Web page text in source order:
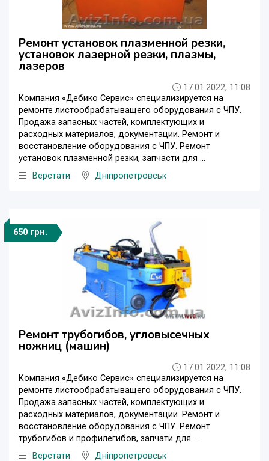
Ремонт установок плазменной резки,
установок лазерной резки, плазмы,
лазеров
17.01.2022, 11:08
Компания «Дебико Сервис» специализируется на
ремонте листообрабатыващего оборудования с ЧПУ.
Продажа запасных частей, комплектующих и
расходных материалов, документации. Ремонт и
восстановление оборудования с ЧПУ. Ремонт
установок плазменной резки, запчасти для ...
Верстати
Дніпропетровськ
650 грн.
Ремонт трубогибов, угловысечных
ножниц (машин)
17.01.2022, 11:08
Компания «Дебико Сервис» специализируется на
ремонте листообрабатыващего оборудования с ЧПУ.
Продажа запасных частей, комплектующих и
расходных материалов, документации. Ремонт и
восстановление оборудования с ЧПУ. Ремонт
трубогибов и профилегибов, запчати для ...
Верстати
Дніпропетровськ